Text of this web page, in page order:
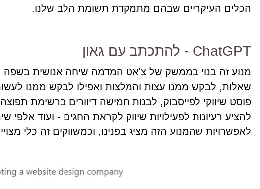
הכלים העיקריים שבהם מתמקדת תשומת הלב שלנו.
ChatGPT - להתכתב עם גאון
מנוע זה בנוי בממשק של צ'אט המדמה שיחה אנושית בשפה
שאלות, לבקש ממנו עצות והמלצות ואפילו לבקש ממנו
להציע רעיונות לפעילויות שיווק לקראת החגים - ועוד אלפי
לאפשרויות שהמנוע הזה מציג בפנינו, וכמשווקים זה כלי